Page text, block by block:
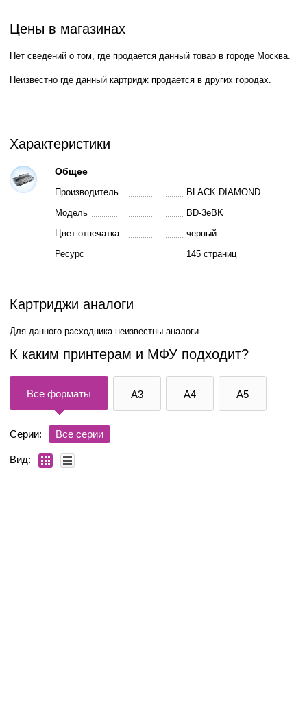
Цены в магазинах
Нет сведений о том, где продается данный товар в городе Москва.
Неизвестно где данный картридж продается в других городах.
Характеристики
Общее
Производитель
BLACK DIAMOND
Модель
BD-3eBK
Цвет отпечатка
черный
Ресурс
145 страниц
Картриджи аналоги
Для данного расходника неизвестны аналоги
К каким принтерам и МФУ подходит?
Все форматы A3 A4 A5
Серии: Все серии
Вид: